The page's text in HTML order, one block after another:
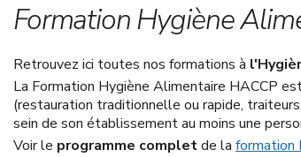
Formation Hygiène
Retrouvez ici toutes nos formations à
La Formation Hygiène Alimentaire HACCP
(restauration traditionnelle ou rapide,
sein de son établissement au moins une
Voir le programme completde la formation